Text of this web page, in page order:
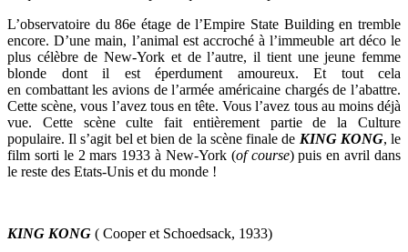
L’observatoire du 86e étage de l’Empire State Building en tremble
encore. D’une main, l’animal est accroché à l’immeuble art déco le
plus célèbre de New-York et de l’autre, il tient une jeune femme
blonde dont il est éperdument amoureux. Et tout cela
en combattant les avions de l’armée américaine chargés de l’abattre.
Cette scène, vous l’avez tous en tête. Vous l’avez tous au moins déjà
vue. Cette scène culte fait entièrement partie de la Culture
populaire. Il s’agit bel et bien de la scène finale de KING KONG, le
film sorti le 2 mars 1933 à New-York (of course) puis en avril dans
le reste des Etats-Unis et du monde !
KING KONG ( Cooper et Schoedsack, 1933)